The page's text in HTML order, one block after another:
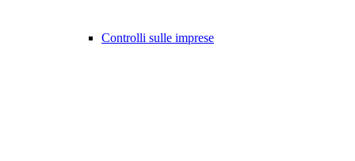
Controlli sulle imprese